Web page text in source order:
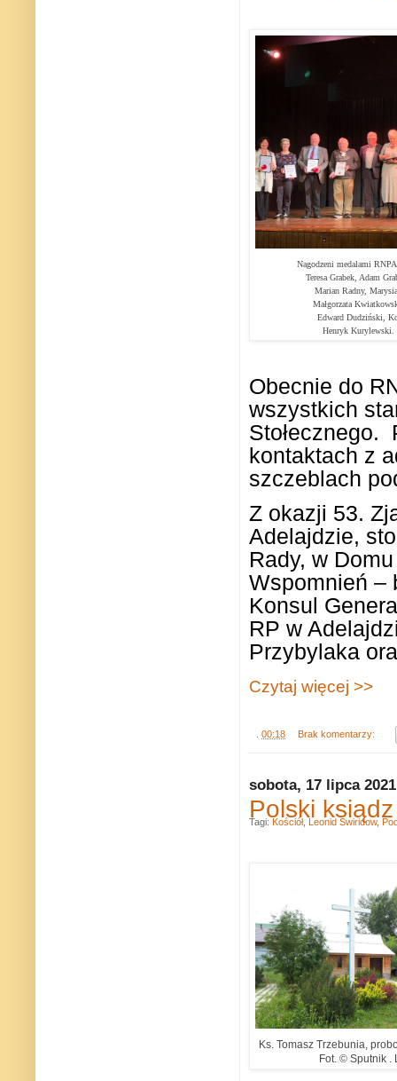
Nagodzeni medalami
Teresa Grabek, Adam
Marian Radny,
Małgorzata
Edward Dudziński,
Henryk Kurylewski.
Obecnie do
wszystkich
Stołecznego.
kontaktach z
szczeblach
Z okazji 53.
Adelajdzie,
Rady, w
Wspomnień –
Konsul
RP w
Przybylaka
Czytaj więcej >>
00:18 Brak komentarzy:
sobota, 17 lipca 2021
Polski
Ks. Tomasz Trzebunia,
Fot. © Sputnik .
Tagi: Kościół, Leonid Swiridow,